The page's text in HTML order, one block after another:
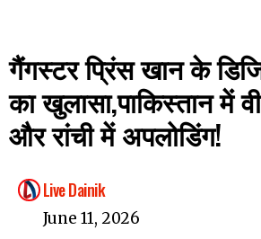
गैंगस्टर प्रिंस खान के
का खुलासा,पाकिस्तान में
और रांची में अपलोडिंग!
Live Dainik
June 11, 2026